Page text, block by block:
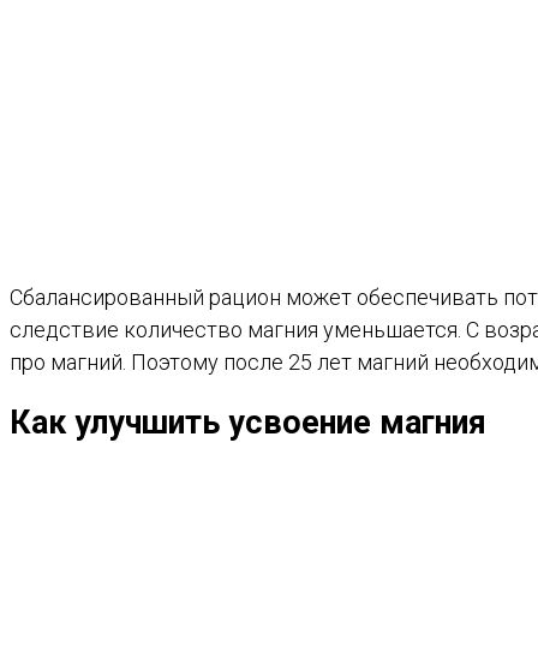
Сбалансированный рацион может обеспечивать
следствие количество магния уменьшается. С
про магний. Поэтому после 25 лет магний
Как улучшить усвоение магния